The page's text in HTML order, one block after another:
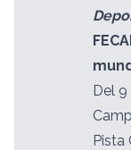
Del
Pista